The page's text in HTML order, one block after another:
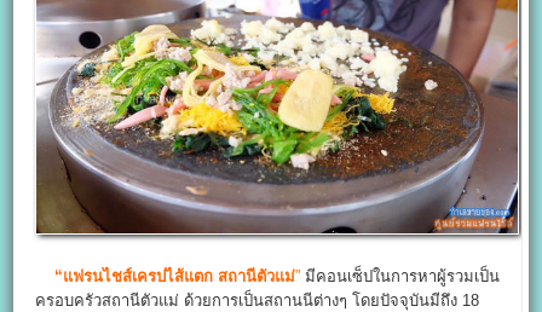
“แฟรนไชส์เครปไส้แตก สถานีตัวแม่” มีคอนเซ็ปในการหาผู้รวมเป็น
ครอบครัวสถานีตัวแม่ ด้วยการเป็นสถานนีต่างๆ โดยปัจจุบันมีถึง 18